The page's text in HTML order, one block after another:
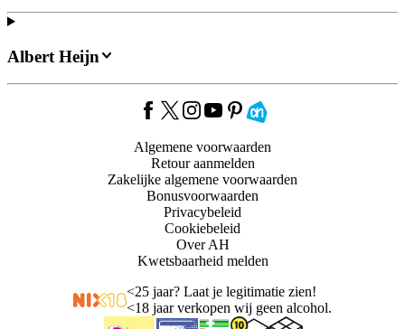
Albert Heijn
Algemene voorwaarden
Retour aanmelden
Zakelijke algemene voorwaarden
Bonusvoorwaarden
Privacybeleid
Cookiebeleid
Over AH
Kwetsbaarheid melden
<25 jaar? Laat je legitimatie zien!
<18 jaar verkopen wij geen alcohol.